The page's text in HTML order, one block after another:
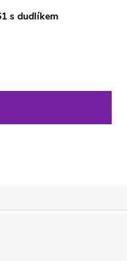
s dudlíkem